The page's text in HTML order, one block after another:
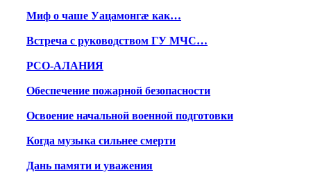
Миф о чаше Уацамонгæ как…
Встреча с руководством ГУ МЧС…
РСО-АЛАНИЯ
Обеспечение пожарной безопасности
Освоение начальной военной подготовки
Когда музыка сильнее смерти
Дань памяти и уважения